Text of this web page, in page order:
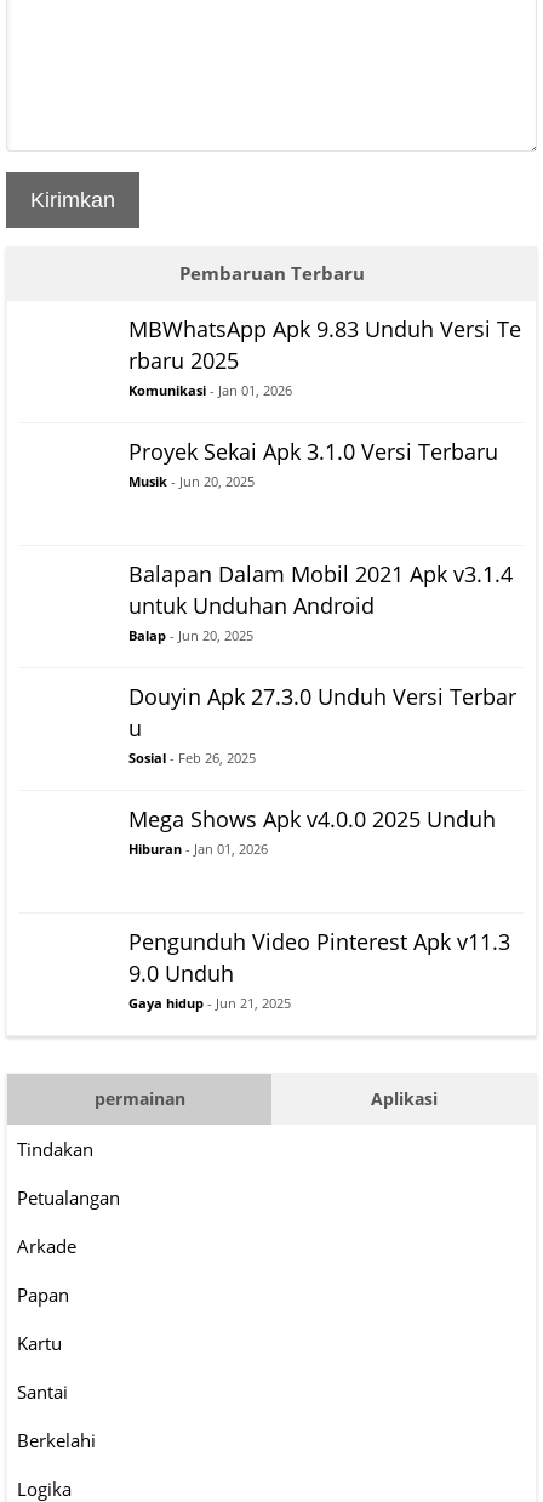
Kirimkan
Pembaruan Terbaru
MBWhatsApp Apk 9.83 Unduh Versi Te
rbaru 2025
Komunikasi - Jan 01, 2026
Proyek Sekai Apk 3.1.0 Versi Terbaru
Musik - Jun 20, 2025
Balapan Dalam Mobil 2021 Apk v3.1.4
untuk Unduhan Android
Balap - Jun 20, 2025
Douyin Apk 27.3.0 Unduh Versi Terbar
u
Sosial - Feb 26, 2025
Mega Shows Apk v4.0.0 2025 Unduh
Hiburan - Jan 01, 2026
Pengunduh Video Pinterest Apk v11.3
9.0 Unduh
Gaya hidup - Jun 21, 2025
permainan Aplikasi
Tindakan
Petualangan
Arkade
Papan
Kartu
Santai
Berkelahi
Logika